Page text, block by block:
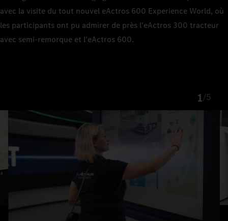
avec la visite du tout nouvel eActros 600 Experience World, où
les participants ont pu admirer de près l'eActros 300 tracteur
avec semi-remorque et l'eActros 600.
1/5